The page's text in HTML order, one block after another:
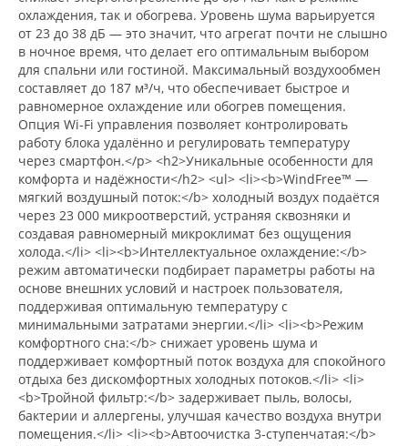
охлаждения, так и обогрева. Уровень шума варьируется
от 23 до 38 дБ — это значит, что агрегат почти не слышно
в ночное время, что делает его оптимальным выбором
для спальни или гостиной. Максимальный воздухообмен
составляет до 187 м³/ч, что обеспечивает быстрое и
равномерное охлаждение или обогрев помещения.
Опция Wi-Fi управления позволяет контролировать
работу блока удалённо и регулировать температуру
через смартфон.</p> <h2>Уникальные особенности для
комфорта и надёжности</h2> <ul> <li><b>WindFree™ —
мягкий воздушный поток:</b> холодный воздух подаётся
через 23 000 микроотверстий, устраняя сквозняки и
создавая равномерный микроклимат без ощущения
холода.</li> <li><b>Интеллектуальное охлаждение:</b>
режим автоматически подбирает параметры работы на
основе внешних условий и настроек пользователя,
поддерживая оптимальную температуру с
минимальными затратами энергии.</li> <li><b>Режим
комфортного сна:</b> снижает уровень шума и
поддерживает комфортный поток воздуха для спокойного
отдыха без дискомфортных холодных потоков.</li> <li>
<b>Тройной фильтр:</b> задерживает пыль, волосы,
бактерии и аллергены, улучшая качество воздуха внутри
помещения.</li> <li><b>Автоочистка 3-ступенчатая:</b>